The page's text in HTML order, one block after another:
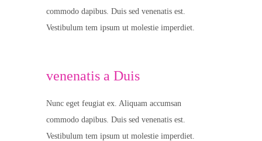
commodo dapibus. Duis sed venenatis est.
Vestibulum tem ipsum ut molestie imperdiet.
venenatis a Duis
Nunc eget feugiat ex. Aliquam accumsan
commodo dapibus. Duis sed venenatis est.
Vestibulum tem ipsum ut molestie imperdiet.